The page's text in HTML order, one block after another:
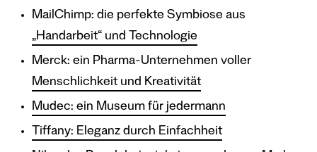
MailChimp: die perfekte Symbiose aus
„Handarbeit“ und Technologie
Merck: ein Pharma-Unternehmen voller
Menschlichkeit und Kreativität
Mudec: ein Museum für jedermann
Tiffany: Eleganz durch Einfachheit